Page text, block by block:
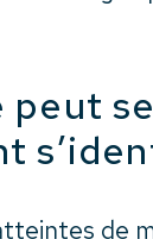
peut
de